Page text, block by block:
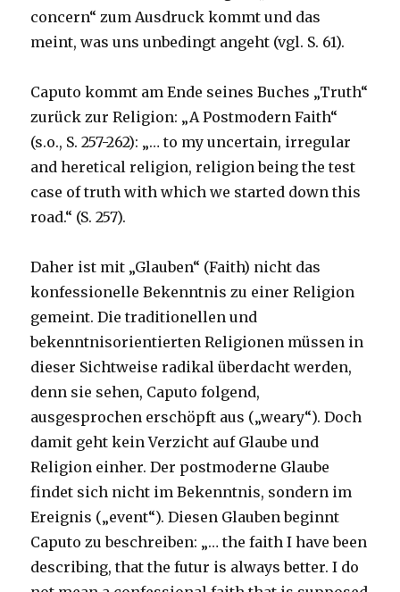
concern“ zum Ausdruck kommt und das
meint, was uns unbedingt angeht (vgl. S. 61).
Caputo kommt am Ende seines Buches „Truth“
zurück zur Religion: „A Postmodern Faith“
(s.o., S. 257-262): „… to my uncertain, irregular
and heretical religion, religion being the test
case of truth with which we started down this
road.“ (S. 257).
Daher ist mit „Glauben“ (Faith) nicht das
konfessionelle Bekenntnis zu einer Religion
gemeint. Die traditionellen und
bekenntnisorientierten Religionen müssen in
dieser Sichtweise radikal überdacht werden,
denn sie sehen, Caputo folgend,
ausgesprochen erschöpft aus („weary“). Doch
damit geht kein Verzicht auf Glaube und
Religion einher. Der postmoderne Glaube
findet sich nicht im Bekenntnis, sondern im
Ereignis („event“). Diesen Glauben beginnt
Caputo zu beschreiben: „… the faith I have been
describing, that the futur is always better. I do